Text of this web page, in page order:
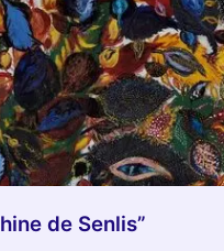
de Senlis”